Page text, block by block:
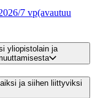
7 vp(avautuu
yliopistolain ja
ja siihen liittyviksi